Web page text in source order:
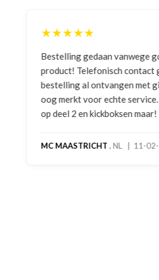
★★★★★
Bestelling gedaan vanwege
product! Telefonisch contact
bestelling al ontvangen met
oog merkt voor echte service.
op deel 2 en kickboksen maar!
MC MAASTRICHT, NL | 11-02-